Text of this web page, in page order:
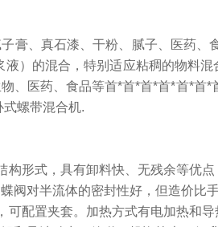
膏、真石漆、干粉、腻子、医药
）的混合，特别适应粘稠的物料
、医药、食品等首*首*首*首*首*首
螺带混合机.
构形式，具有卸料快、无残余等优
阀对半流体的密封性好，但造价比手
可配置夹套。加热方式有电加热和